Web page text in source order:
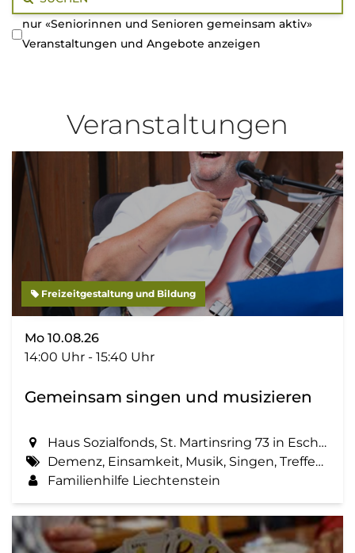
nur «Seniorinnen und Senioren gemeinsam aktiv»
Veranstaltungen und Angebote anzeigen
Veranstaltungen
Freizeitgestaltung und Bildung
Mo 10.08.26
14:00 Uhr - 15:40 Uhr
Gemeinsam singen und musizieren
Haus Sozialfonds, St. Martinsring 73 in Eschen
Demenz, Einsamkeit, Musik, Singen, Treffen, Zemma tua - Senioren gemeinsam aktiv
Familienhilfe Liechtenstein